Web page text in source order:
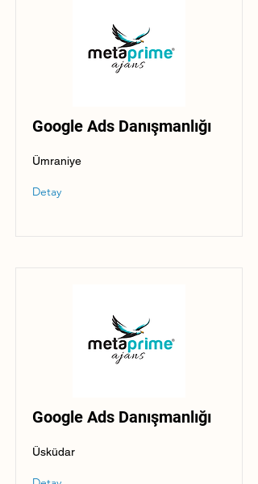
Google Ads Danışmanlığı
Ümraniye
Detay
Google Ads Danışmanlığı
Üsküdar